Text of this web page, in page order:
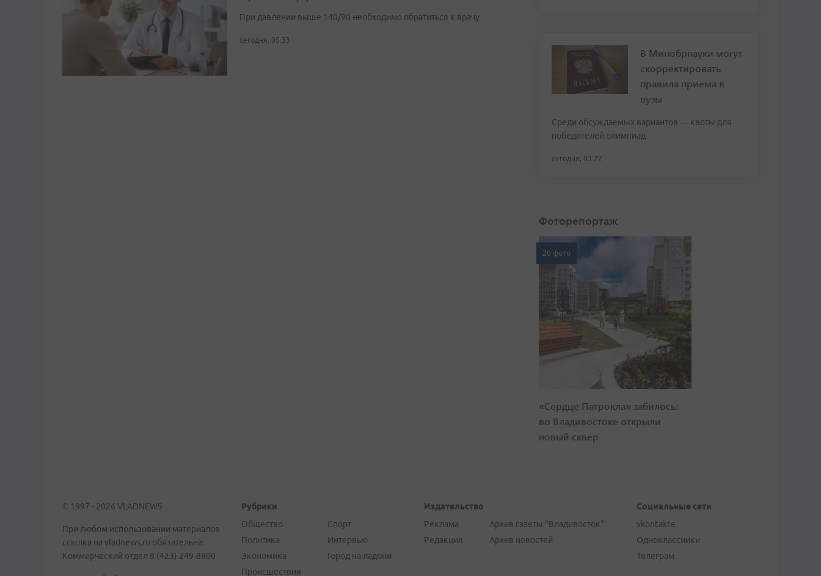
При давлении выше 140/90 необходимо обратиться к врачу
сегодня, 05:33
В Минобрнауки могут
скорректировать
правила приема в
вузы
Среди обсуждаемых вариантов — квоты для
победителей олимпиад
сегодня, 03:22
Фоторепортаж
20 фото
«Сердце Патрокла» забилось:
во Владивостоке открыли
новый сквер
© 1997 - 2026 VLADNEWS
При любом использовании материалов
ссылка на vladnews.ru обязательна.
Коммерческий отдел 8 (423) 249-8800
Рубрики
Общество
Политика
Экономика
Происшествия
Спорт
Интервью
Город на ладони
Издательство
Реклама
Редакция
Архив газеты "Владивосток"
Архив новостей
Социальные сети
vkontakte
Одноклассники
Телеграм